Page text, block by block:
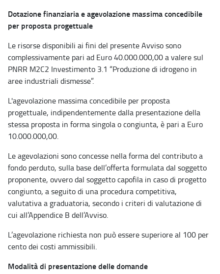
Dotazione finanziaria e agevolazione massima concedibile
per proposta progettuale
Le risorse disponibili ai fini del presente Avviso sono
complessivamente pari ad Euro 40.000.000,00 a valere sul
PNRR M2C2 Investimento 3.1 “Produzione di idrogeno in
aree industriali dismesse”.
L'agevolazione massima concedibile per proposta
progettuale, indipendentemente dalla presentazione della
stessa proposta in forma singola o congiunta, è pari a Euro
10.000.000,00.
Le agevolazioni sono concesse nella forma del contributo a
fondo perduto, sulla base dell’offerta formulata dal soggetto
proponente, ovvero dal soggetto capofila in caso di progetto
congiunto, a seguito di una procedura competitiva,
valutativa a graduatoria, secondo i criteri di valutazione di
cui all’Appendice B dell’Avviso.
L’agevolazione richiesta non può essere superiore al 100 per
cento dei costi ammissibili.
Modalità di presentazione delle domande